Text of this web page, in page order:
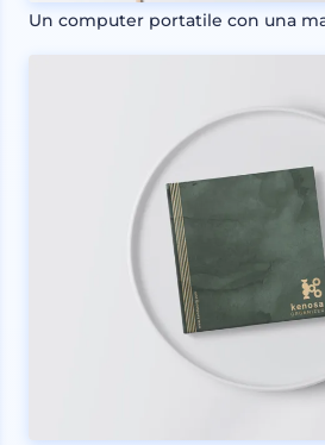
Un computer portatile con una